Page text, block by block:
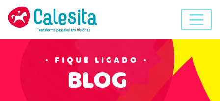
content
FIQUE LIGADO
BLOG